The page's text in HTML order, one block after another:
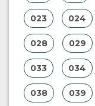
023 024
028 029
033 034
038 039